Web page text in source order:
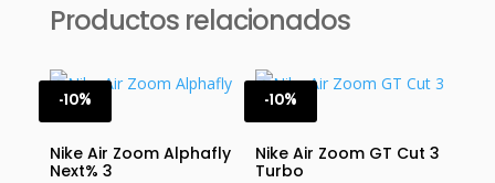
Productos relacionados
-10%
Nike Air Zoom Alphafly
Next% 3
-10%
Nike Air Zoom GT Cut 3
Turbo